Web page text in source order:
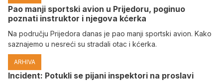
Pao manji sportski avion u Prijedoru, poginuo
poznati instruktor i njegova kćerka
Na području Prijedora danas je pao manji sportski avion. Kako
saznajemo u nesreći su stradali otac i kćerka.
ARHIVA
Incident: Potukli se pijani inspektori na proslavi